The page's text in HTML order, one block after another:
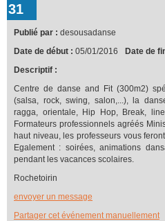
31
Publié par : desousadanse
Date de début : 05/01/2016 Date de
Descriptif :
Centre de danse and Fit (300m2)
(salsa, rock, swing, salon,...), la
ragga, orientale, Hip Hop, Break,
Formateurs professionnels agréés
haut niveau, les professeurs vous
Egalement : soirées, animations
pendant les vacances scolaires.
Rochetoirin
envoyer un message
Partager cet événement manuellement